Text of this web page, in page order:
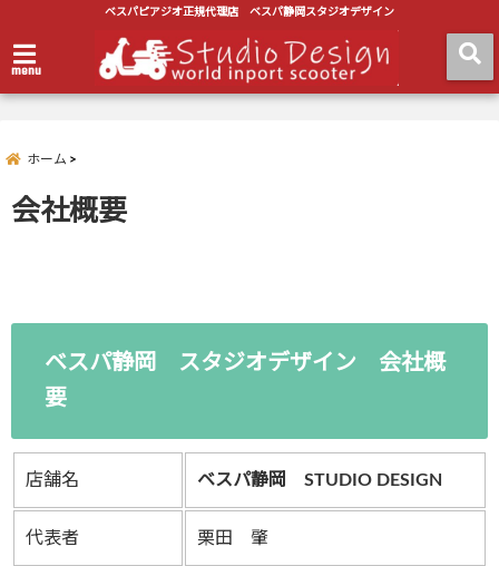
ベスパピアジオ正規代理店 ベスパ静岡スタジオデザイン
menu
ホーム
会社概要
ベスパ静岡 スタジオデザイン 会社概
要
店舗名 ベスパ静岡 STUDIO DESIGN
代表者 栗田 肇